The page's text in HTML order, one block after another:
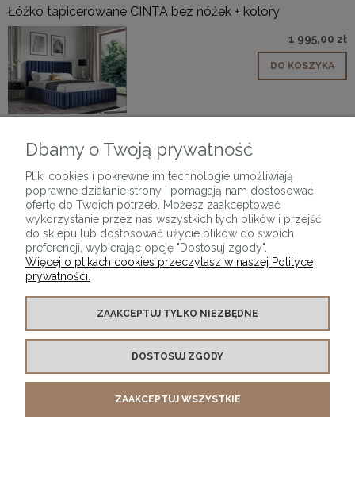
Łóżko tapicerowane CINTA bez nóżek + kolory
1 995,00 zł
DO KOSZYKA
Łóżko tapicerowane MIMORI złote nóżki + kolory
DO KOSZYKA
Łóżko tapicerowane MILKI z pojemnikiem + kolory
2 066,00 zł
Dbamy o Twoją prywatność
Pliki cookies i pokrewne im technologie umożliwiają
poprawne działanie strony i pomagają nam dostosować
ofertę do Twoich potrzeb. Możesz zaakceptować
wykorzystanie przez nas wszystkich tych plików i przejść
do sklepu lub dostosować użycie plików do swoich
preferencji, wybierając opcję "Dostosuj zgody".
Więcej o plikach cookies przeczytasz w naszej Polityce
prywatności.
ZAAKCEPTUJ TYLKO NIEZBĘDNE
DOSTOSUJ ZGODY
ZAAKCEPTUJ WSZYSTKIE